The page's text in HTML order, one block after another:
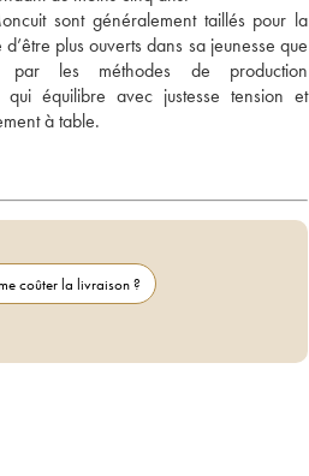
sont généralement taillés pour la
plus ouverts dans sa jeunesse que
par les méthodes de production
équilibre avec justesse tension et
à table.
coûter la livraison ?